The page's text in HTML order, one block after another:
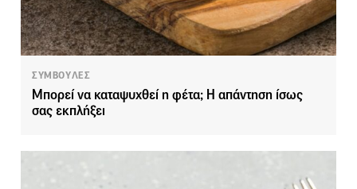
ΣΥΜΒΟΥΛΕΣ
Μπορεί να καταψυχθεί η φέτα; Η απάντηση ίσως
σας εκπλήξει